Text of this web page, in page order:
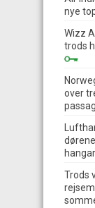
nye
Wizz
trods
over
hangar
Trods